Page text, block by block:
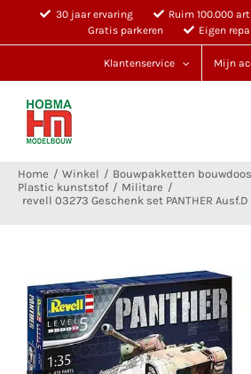
30 jaar ervaring
Ruim 100.000
Gratis parkeren
Eigen
Klantenservice Mijn
Home Winkel
Bouwpakketten bouwdoos
Plastic kunststof
Militare
revell 03273 Geschenk set PANTHER